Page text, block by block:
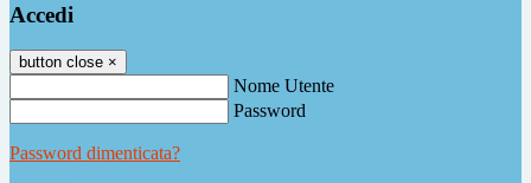
Accedi
button close ×
Nome Utente
Password
Password dimenticata?